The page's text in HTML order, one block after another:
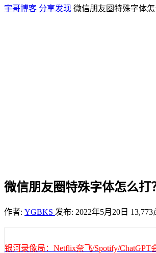
宇哥博客 分享发现 微信朋友圈特殊字体怎
微信朋友圈特殊字体怎么打
作者: YGBKS 发布: 2022年5月20日 13,773
银河录像局：Netflix奈飞/Spotify/ChatGPT